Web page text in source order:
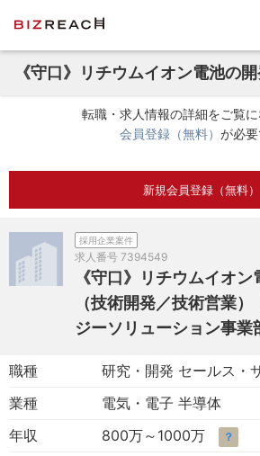
転職・求人情報の詳細をご覧
会員登録（無料） が必
新規会員登録（無料）
採用企業案件
求人番号 7394549
《守口》リチウムイオ
（技術開発／技術営業
ジーソリューション事業
職種
研究・開発 セールス・
業種
電気・電子 半導体
年収
800万～1000万 ？